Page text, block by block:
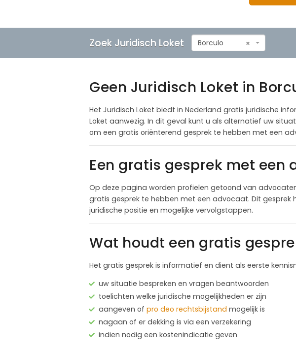
Zoek Juridisch Loket ×
Borculo
Geen Juridisch Loket in
Het Juridisch Loket biedt in Nederland gratis juridische
Loket aanwezig. In dit geval kunt u als alternatief uw
om een gratis oriënterend gesprek te hebben met een
Een gratis gesprek met een
Op deze pagina worden profielen getoond van
gratis gesprek te hebben met een advocaat. Dit gesprek
juridische positie en mogelijke vervolgstappen.
Wat houdt een gratis
Het gratis gesprek is informatief en dient als eerste
uw situatie bespreken en vragen beantwoorden
toelichten welke juridische mogelijkheden er zijn
aangeven of pro deo rechtsbijstand mogelijk is
nagaan of er dekking is via een verzekering
indien nodig een kostenindicatie geven